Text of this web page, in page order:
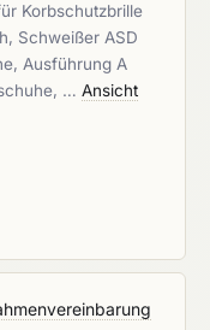
Korbschutzbrille
Schweißer ASD
Ausführung A
… Ansicht